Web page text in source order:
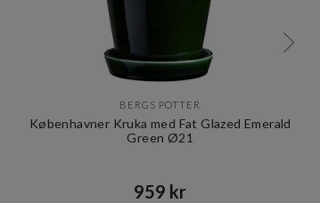
BERGS POTTER
Københavner Kruka med Fat Glazed Emerald
Green Ø21
959 kr​​